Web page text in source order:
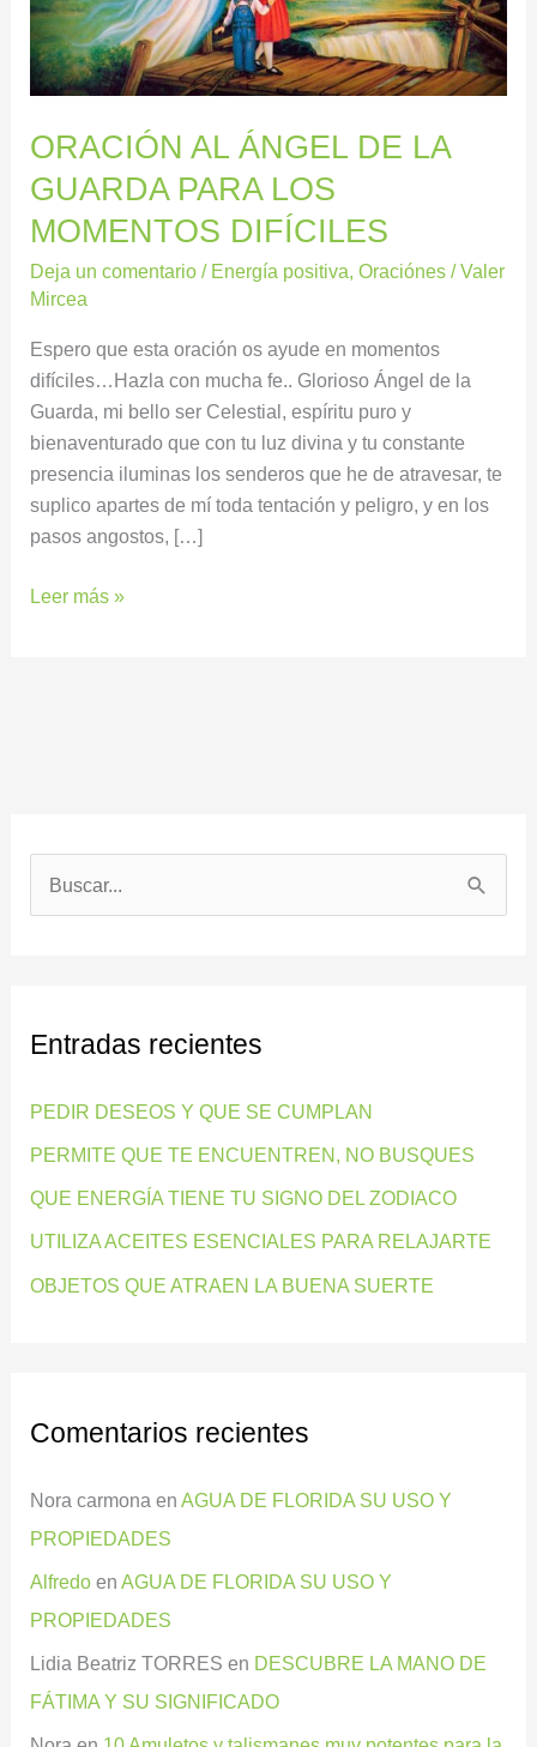
ORACIÓN AL ÁNGEL DE LA
GUARDA PARA LOS
MOMENTOS DIFÍCILES
Deja un comentario / Energía positiva,Oraciónes /Valer
Mircea
Espero que esta oración os ayude en momentos
difíciles…Hazla con mucha fe.. Glorioso Ángel de la
Guarda, mi bello ser Celestial, espíritu puro y
bienaventurado que con tu luz divina y tu constante
presencia iluminas los senderos que he de atravesar, te
suplico apartes de mí toda tentación y peligro, y en los
pasos angostos, […]
PARA
LOS
MOMENTOS
Leer más »
a
p
o
r
:
Entradas recientes
PEDIR DESEOS Y QUE SE CUMPLAN
PERMITE QUE TE ENCUENTREN, NO BUSQUES
QUE ENERGÍA TIENE TU SIGNO DEL ZODIACO
UTILIZA ACEITES ESENCIALES PARA RELAJARTE
OBJETOS QUE ATRAEN LA BUENA SUERTE
Comentarios recientes
Nora carmona enAGUA DE FLORIDA SU USO Y
PROPIEDADES
Alfredo enAGUA DE FLORIDA SU USO Y
PROPIEDADES
Lidia Beatriz TORRES en DESCUBRE LA MANO DE
FÁTIMA Y SU SIGNIFICADO